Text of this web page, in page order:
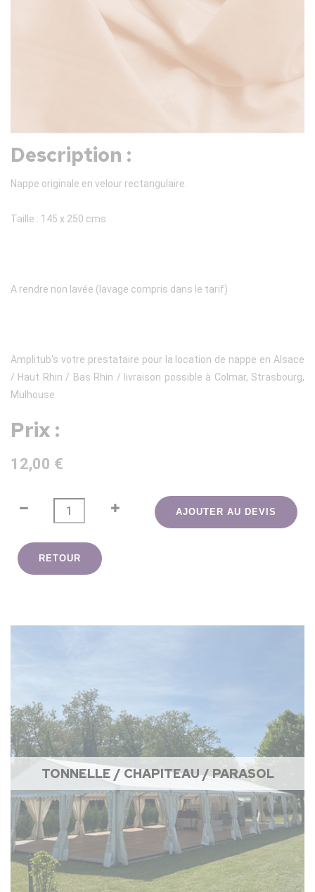
Description :
Nappe originale en velour rectangulaire.
Taille : 145 x 250 cms
A rendre non lavée (lavage compris dans le tarif)
Amplitub's votre prestataire pour la location de nappe en Alsace
/ Haut Rhin / Bas Rhin / livraison possible à Colmar, Strasbourg,
Mulhouse.
Prix :
12,00 €
AJOUTER AU DEVIS
RETOUR
TONNELLE / CHAPITEAU / PARASOL